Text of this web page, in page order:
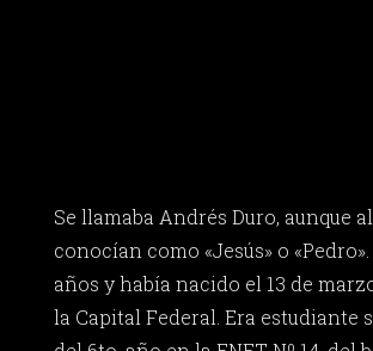
Se llamaba Andrés Duro, aunque
conocían como «Jesús» o
años y había nacido el 13 de
la Capital Federal. Era estudiante